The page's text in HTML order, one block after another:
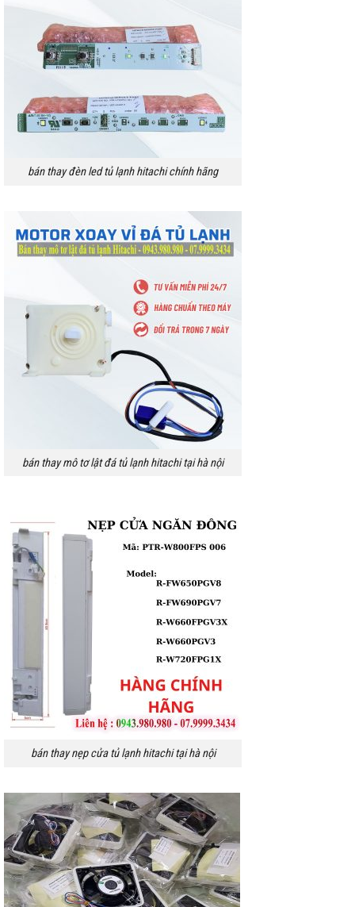
bán thay đèn led tủ lạnh hitachi chính hãng
bán thay mô tơ lật đá tủ lạnh hitachi tại hà nội
bán thay nẹp cửa tủ lạnh hitachi tại hà nội